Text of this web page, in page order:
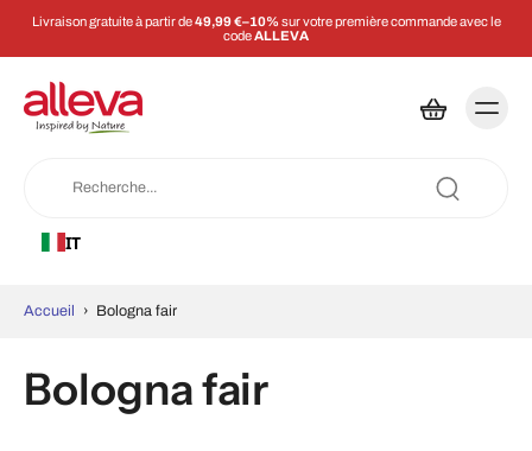
Livraison gratuite à partir de49,99 €–10% sur votre première commande avec le
codeALLEVA
IT
Accueil › Bologna fair
Bologna fair